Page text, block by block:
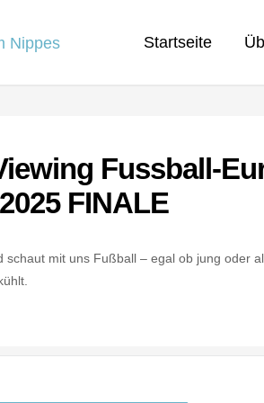
Startseite
Fussball-
FINALE
schaut mit uns Fußball – egal ob jung oder